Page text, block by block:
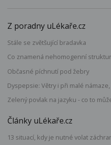
Z poradny uLékaře.cz
Stále se zvětšující bradavka
Co znamená nehomogenní
Občasné píchnutí pod žebry
Dyspepsie: Větry i při malé
Zelený povlak na jazyku - co to
Články uLékaře.cz
13 situací, kdy je nutné volat